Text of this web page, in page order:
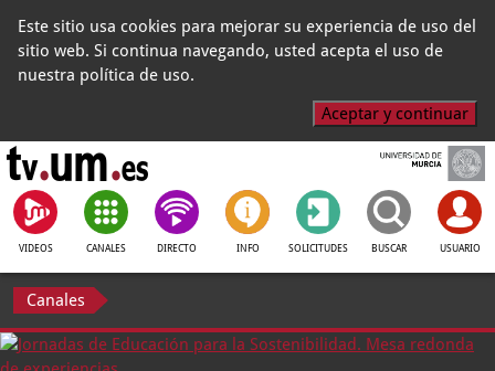
Este sitio usa cookies para mejorar su experiencia de uso del
sitio web. Si continua navegando, usted acepta el uso de
nuestra política de uso.
Aceptar y continuar
VIDEOS CANALES DIRECTO INFO SOLICITUDES BUSCAR USUARIO
Canales